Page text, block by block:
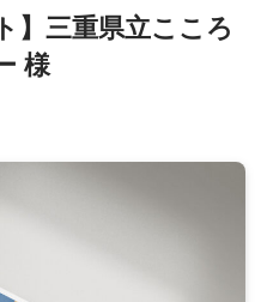
】三重県立こころ
様